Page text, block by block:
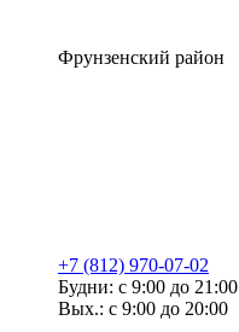
Фрунзенский район
+7 (812) 970-07-02
Будни: с 9:00 до 21:00
Вых.: с 9:00 до 20:00